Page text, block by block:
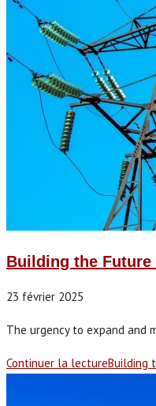
Building the
23 février 2025
The urgency to expand and
Continuer la lectureBuilding